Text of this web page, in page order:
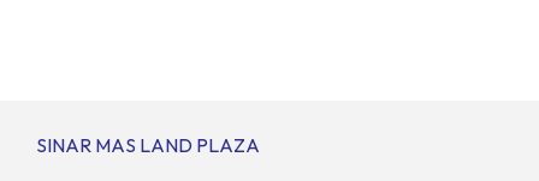
SINAR MAS LAND PLAZA